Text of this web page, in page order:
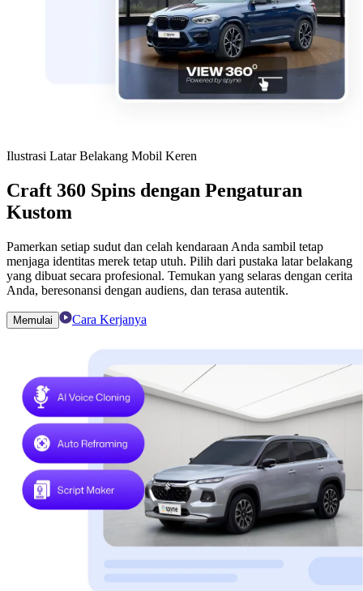
Ilustrasi Latar Belakang Mobil Keren
Craft 360 Spins dengan Pengaturan
Kustom
Pamerkan setiap sudut dan celah kendaraan Anda sambil tetap
menjaga identitas merek tetap utuh. Pilih dari pustaka latar belakang
yang dibuat secara profesional. Temukan yang selaras dengan cerita
Anda, beresonansi dengan audiens, dan terasa autentik.
Memulai Cara Kerjanya